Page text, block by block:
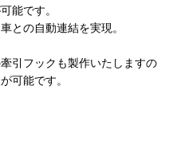
能です。
との自動連結を実現。
引フックも製作いたしますの
可能です。
シーに同意の上、送信してください。